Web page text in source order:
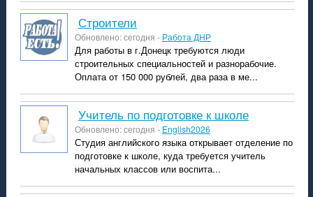
строители
Обновлено: сегодня - Работа ДНР
Для работы в г.Донецк требуются люди
строительных специальностей и разнорабочие.
Оплата от 150 000 рублей, два раза в ме...
учитель по подготовке к школе
Обновлено: сегодня - English2026
Студия английского языка открывает отделение по
подготовке к школе, куда требуется учитель
начальных классов или воспита...